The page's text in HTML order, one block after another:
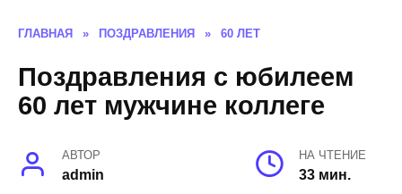
ГЛАВНАЯ » ПОЗДРАВЛЕНИЯ » 60 ЛЕТ
Поздравления с юбилеем
60 лет мужчине коллеге
АВТОР
admin
НА ЧТЕНИЕ
33 мин.